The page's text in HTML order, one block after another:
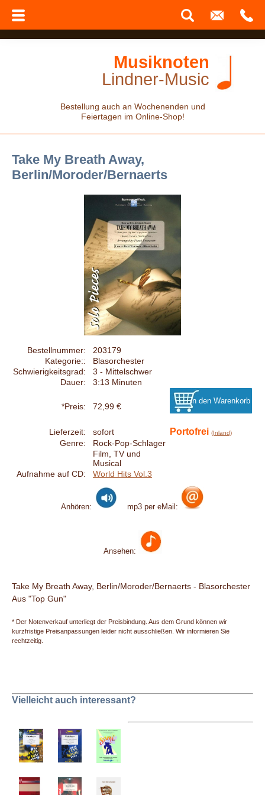
Musiknoten
Lindner-Music
Bestellung auch an Wochenenden und
Feiertagen im Online-Shop!
Take My Breath Away,
Berlin/Moroder/Bernaerts
Bestellnummer:
203179
Kategorie::
Blasorchester
Schwierigkeitsgrad:
3 - Mittelschwer
Dauer:
3:13 Minuten
*Preis: 72,99 €
Lieferzeit: sofort Portofrei (Inland)
Genre:
Rock-Pop-Schlager
Film, TV und
Musical
Aufnahme auf CD:
World Hits Vol.3
Anhören: mp3 per eMail:
Ansehen:
Take My Breath Away, Berlin/Moroder/Bernaerts - Blasorchester
Aus "Top Gun"
* Der Notenverkauf unterliegt der Preisbindung. Aus dem Grund können wir
kurzfristige Preisanpassungen leider nicht ausschließen. Wir informieren Sie
rechtzeitig.
Vielleicht auch interessant?